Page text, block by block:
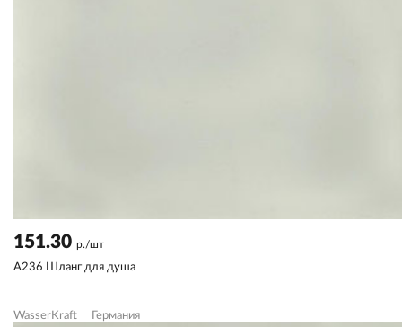
151.30 р./шт
A236 Шланг для душа
WasserKraft Германия